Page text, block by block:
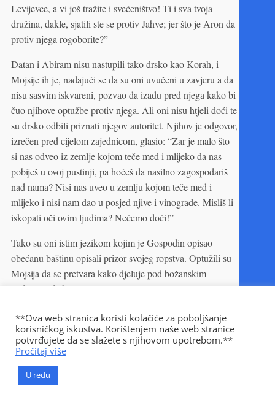
Levijevce, a vi još tražite i svećeništvo! Ti i sva tvoja
družina, dakle, sjatili ste se protiv Jahve; jer što je Aron da
protiv njega rogoborite?”
Datan i Abiram nisu nastupili tako drsko kao Korah, i
Mojsije ih je, nadajući se da su oni uvučeni u zavjeru a da
nisu sasvim iskvareni, pozvao da izađu pred njega kako bi
čuo njihove optužbe protiv njega. Ali oni nisu htjeli doći te
su drsko odbili priznati njegov autoritet. Njihov je odgovor,
izrečen pred cijelom zajednicom, glasio: “Zar je malo što
si nas odveo iz zemlje kojom teče med i mlijeko da nas
pobiješ u ovoj pustinji, pa hoćeš da nasilno zagospodariš
nad nama? Nisi nas uveo u zemlju kojom teče med i
mlijeko i nisi nam dao u posjed njive i vinograde. Misliš li
iskopati oči ovim ljudima? Nećemo doći!”
Tako su oni istim jezikom kojim je Gospodin opisao
obećanu baštinu opisali prizor svojeg ropstva. Optužili su
Mojsija da se pretvara kako djeluje pod božanskim
vodstvom da bi na taj način uspostavio svoj autoritet, te su
slijepce, prvo u Kanaan, a zatim u pustinju, ovisno što
odgovara njegovim ambicioznim namjerama. Tako je ovaj
nježni otac i strpljivi pastir prikazan kao tiranin i uzurpator
mračnog karaktera. On je optužen za uskraćivanje
Kanaana, premda je to bila kazna za njihov grijeh.
**Ova web stranica koristi kolačiće za poboljšanje
korisničkog iskustva. Korištenjem naše web stranice
potvrđujete da se slažete s njihovom upotrebom.**
Pročitaj više
U redu